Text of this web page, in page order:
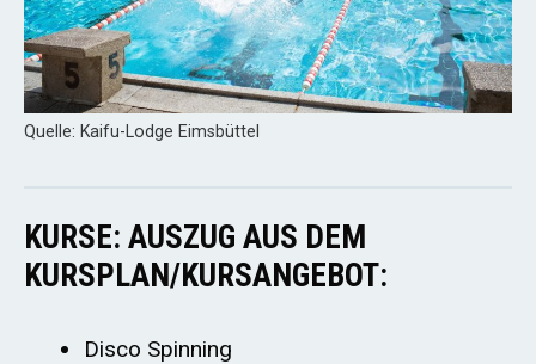
Quelle: Kaifu-Lodge Eimsbüttel
KURSE: AUSZUG AUS DEM
KURSPLAN/KURSANGEBOT:
Disco Spinning